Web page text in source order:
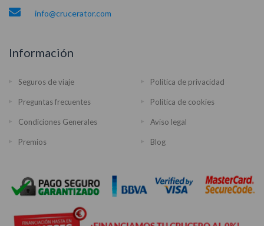
info@crucerator.com
Información
Seguros de viaje Política de privacidad
Preguntas frecuentes Política de cookies
Condiciones Generales Aviso legal
Premios Blog